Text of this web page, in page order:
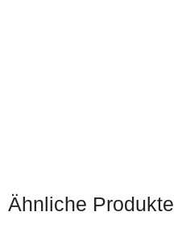
Ähnliche Produkte